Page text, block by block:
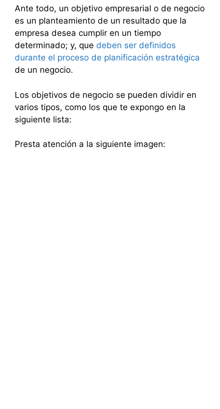
Ante todo, un objetivo empresarial o de negocio
es un planteamiento de un resultado que la
empresa desea cumplir en un tiempo
determinado; y, que deben ser definidos
durante el proceso de planificación estratégica
de un negocio.
Los objetivos de negocio se pueden dividir en
varios tipos, como los que te expongo en la
siguiente lista:
Presta atención a la siguiente imagen: